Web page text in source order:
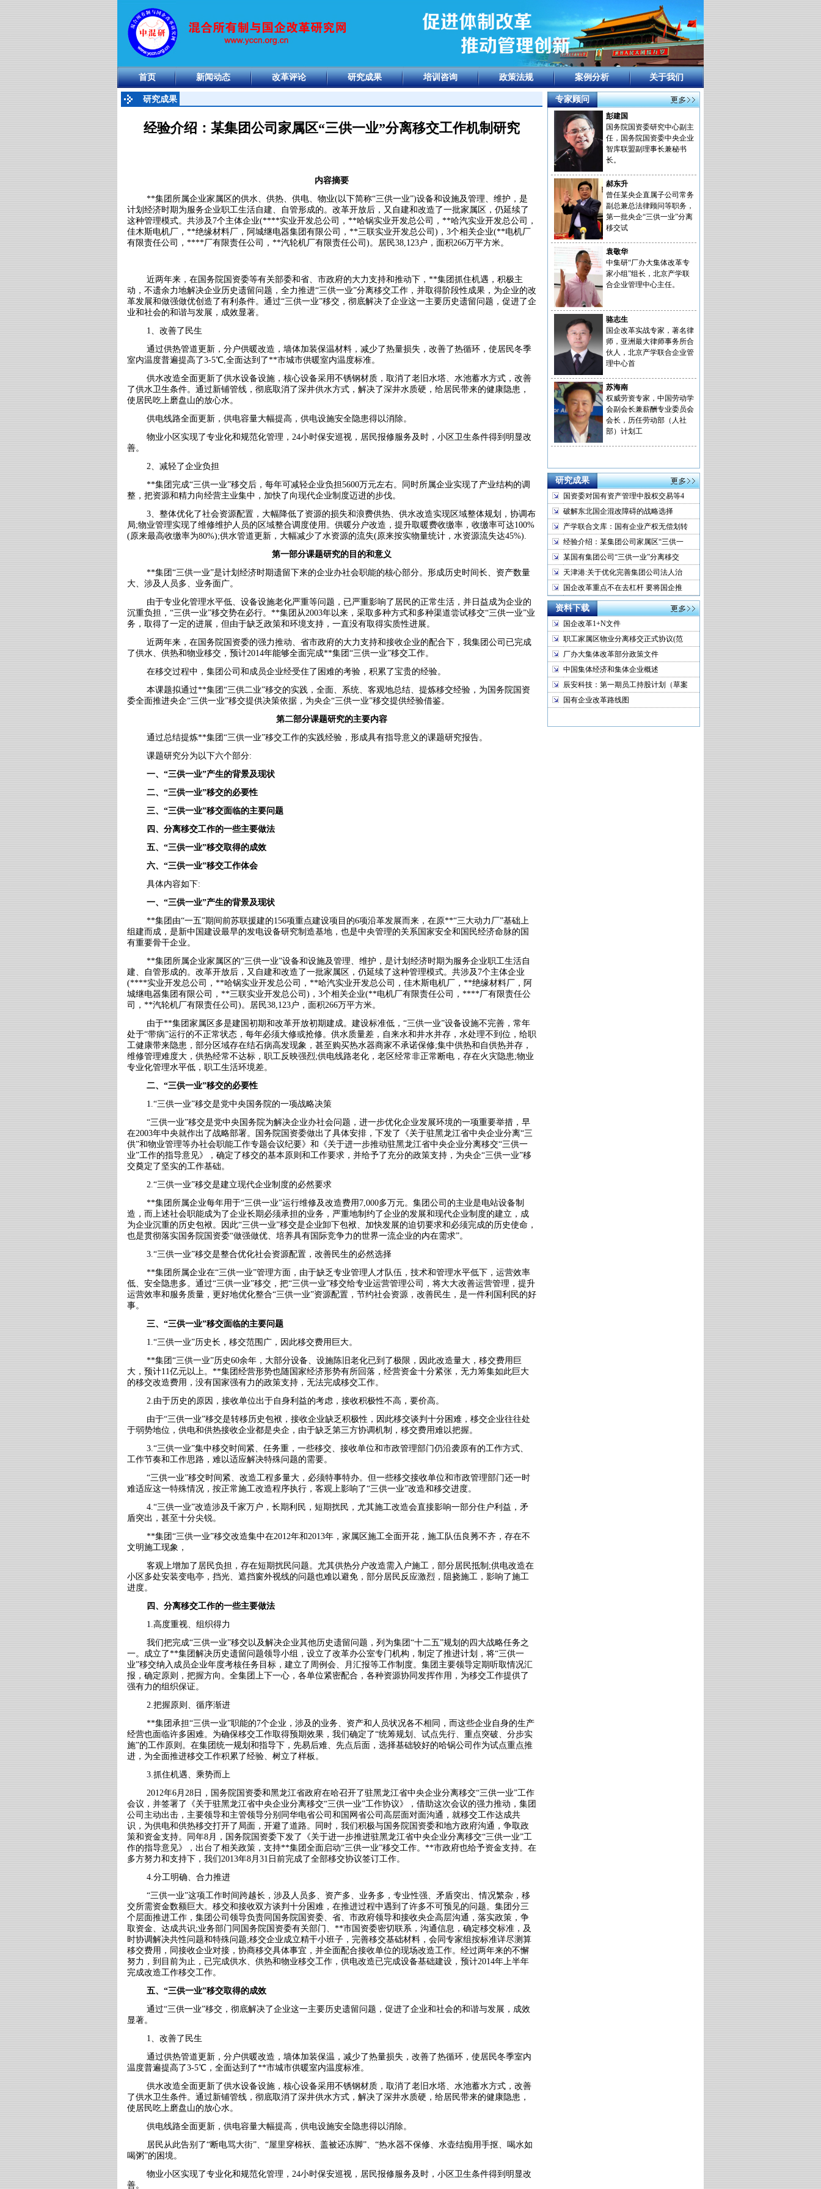
首页 新闻动态 改革评论 研究成果 培训咨询 政策法规 案例分析 关于我们
研究成果
经验介绍：某集团公司家属区“三供一业”分离移交工作机制研究
内容摘要
**集团所属企业家属区的供水、供热、供电、物业(以下简称“三供一业”)设备和设施及管理、维护，是
计划经济时期为服务企业职工生活自建、自管形成的。改革开放后，又自建和改造了一批家属区，仍延续了
这种管理模式。共涉及 7个主体企业(****实业开发总公司， **哈锅实业开发总公司， **哈汽实业开发总公司，
佳木斯电机厂， **绝缘材料厂，阿城继电器集团有限公司， **三联实业开发总公司 ) ， 3个相关企业(**电机厂
有限责任公司， ****厂有限责任公司， **汽轮机厂有限责任公司 )。居民38,123户，面积266万平方米。
近两年来，在国务院国资委等有关部委和省、市政府的大力支持和推动下，**集团抓住机遇，积极主
动，不遗余力地解决企业历史遗留问题，全力推进“三供一业”分离移交工作，并取得阶段性成果，为企业的改
革发展和做强做优创造了有利条件。通过“三供一业”移交，彻底解决了企业这一主要历史遗留问题，促进了企
业和社会的和谐与发展，成效显著。
1、改善了民生
通过供热管道更新，分户供暖改造，墙体加装保温材料，减少了热量损失，改善了热循环，使居民冬季
室内温度普遍提高了3-5℃,全面达到了**市城市供暖室内温度标准。
供水改造全面更新了供水设备设施，核心设备采用不锈钢材质，取消了老旧水塔、水池蓄水方式，改善
了供水卫生条件。通过新铺管线，彻底取消了深井供水方式，解决了深井水质硬，给居民带来的健康隐患，
使居民吃上磨盘山的放心水。
供电线路全面更新，供电容量大幅提高，供电设施安全隐患得以消除。
物业小区实现了专业化和规范化管理，24小时保安巡视，居民报修服务及时，小区卫生条件得到明显改
善。
2、减轻了企业负担
**集团完成“三供一业”移交后，每年可减轻企业负担5600万元左右。同时所属企业实现了产业结构的调
整，把资源和精力向经营主业集中，加快了向现代企业制度迈进的步伐。
3、整体优化了社会资源配置，大幅降低了资源的损失和浪费供热、供水改造实现区域整体规划，协调布
局;物业管理实现了维修维护人员的区域整合调度使用。供暖分户改造，提升取暖费收缴率，收缴率可达100%
(原来最高收缴率为80%);供水管道更新，大幅减少了水资源的流失(原来按实物量统计，水资源流失达45%).
第一部分课题研究的目的和意义
**集团“三供一业”是计划经济时期遗留下来的企业办社会职能的核心部分。形成历史时间长、资产数量
大、涉及人员多、业务面广。
由于专业化管理水平低、设备设施老化严重等问题，已严重影响了居民的正常生活，并日益成为企业的
沉重负担，“三供一业”移交势在必行。 **集团从2003年以来，采取多种方式和多种渠道尝试移交“三供一业”业
务，取得了一定的进展，但由于缺乏政策和环境支持，一直没有取得实质性进展。
近两年来，在国务院国资委的强力推动、省市政府的大力支持和接收企业的配合下，我集团公司已完成
了供水、供热和物业移交，预计2014年能够全面完成**集团“三供一业”移交工作。
在移交过程中，集团公司和成员企业经受住了困难的考验，积累了宝贵的经验。
本课题拟通过**集团“三供二业”移交的实践，全面、系统、客观地总结、提炼移交经验，为国务院国资
委全面推进央企“三供一业”移交提供决策依据，为央企“三供一业”移交提供经验借鉴。
第二部分课题研究的主要内容
通过总结提炼**集团“三供一业”移交工作的实践经验，形成具有指导意义的课题研究报告。
课题研究分为以下六个部分:
一、“三供一业”产生的背景及现状
二、“三供一业”移交的必要性
三、“三供一业”移交面临的主要问题
四、分离移交工作的一些主要做法
五、“三供一业”移交取得的成效
六、“三供一业”移交工作体会
具体内容如下:
一、“三供一业”产生的背景及现状
**集团由“一五”期间前苏联援建的156项重点建设项目的6项沿革发展而来，在原**“三大动力厂”基础上
组建而成，是新中国建设最早的发电设备研究制造基地，也是中央管理的关系国家安全和国民经济命脉的国
有重要骨干企业。
**集团所属企业家属区的“三供一业”设备和设施及管理、维护，是计划经济时期为服务企业职工生活自
建、自管形成的。改革开放后，又自建和改造了一批家属区，仍延续了这种管理模式。共涉及 7个主体企业
(****实业开发总公司， **哈锅实业开发总公司， **哈汽实业开发总公司，佳木斯电机厂， **绝缘材料厂，阿
城继电器集团有限公司， **三联实业开发总公司 ) ， 3个相关企业(**电机厂有限责任公司， ****厂有限责任公
司， **汽轮机厂有限责任公司 )。居民38,123户，面积266万平方米。
由于**集团家属区多是建国初期和改革开放初期建成。建设标准低，“三供一业”设备设施不完善，常年
处于“带病”运行的不正常状态，每年必须大修或抢修。供水质量差，自来水和井水并存，水处理不到位，给职
工健康带来隐患，部分区域存在结石病高发现象，甚至购买热水器商家不承诺保修;集中供热和自供热并存，
维修管理难度大，供热经常不达标，职工反映强烈;供电线路老化，老区经常非正常断电，存在火灾隐患;物业
专业化管理水平低，职工生活环境差。
二、“三供一业”移交的必要性
1.“三供一业”移交是党中央国务院的一项战略决策
“三供一业”移交是党中央国务院为解决企业办社会问题，进一步优化企业发展环境的一项重要举措，早
在2003年中央就作出了战略部署。国务院国资委做出了具体安排，下发了《关于驻黑龙江省中央企业分离“三
供”和物业管理等办社会职能工作专题会议纪要》和《关于进一步推动驻黑龙江省中央企业分离移交“三供一
业”工作的指导意见》，确定了移交的基本原则和工作要求，并给予了充分的政策支持，为央企“三供一业”移
交奠定了坚实的工作基础。
2.“三供一业”移交是建立现代企业制度的必然要求
**集团所属企业每年用于“三供一业”运行维修及改造费用 7,000多万元。集团公司的主业是电站设备制
造，而上述社会职能成为了企业长期必须承担的业务，严重地制约了企业的发展和现代企业制度的建立，成
为企业沉重的历史包袱。因此“三供一业”移交是企业卸下包袱、加快发展的迫切要求和必须完成的历史使命，
也是贯彻落实国务院国资委“做强做优、培养具有国际竞争力的世界一流企业的内在需求”。
3.“三供一业”移交是整合优化社会资源配置，改善民生的必然选择
**集团所属企业在“三供一业”管理方面，由于缺乏专业管理人才队伍，技术和管理水平低下，运营效率
低、安全隐患多。通过“三供一业”移交，把“三供一业”移交给专业运营管理公司，将大大改善运营管理，提升
运营效率和服务质量，更好地优化整合“三供一业”资源配置，节约社会资源，改善民生，是一件利国利民的好
事。
三、“三供一业”移交面临的主要问题
1.“三供一业”历史长，移交范围广，因此移交费用巨大。
**集团“三供一业”历史60余年，大部分设备、设施陈旧老化已到了极限，因此改造量大，移交费用巨
大，预计11亿元以上。 **集团经营形势也随国家经济形势有所回落，经营资金十分紧张，无力筹集如此巨大
的移交改造费用，没有国家强有力的政策支持，无法完成移交工作。
2.由于历史的原因，接收单位出于自身利益的考虑，接收积极性不高，要价高。
由于“三供一业”移交是转移历史包袱，接收企业缺乏积极性，因此移交谈判十分困难，移交企业往往处
于弱势地位，供电和供热接收企业都是央企，由于缺乏第三方协调机制，移交费用难以把握。
3.“三供一业”集中移交时间紧、任务重，一些移交、接收单位和市政管理部门仍沿袭原有的工作方式、
工作节奏和工作思路，难以适应解决特殊问题的需要。
“三供一业”移交时间紧、改造工程多量大，必须特事特办。但一些移交接收单位和市政管理部门还一时
难适应这一特殊情况，按正常施工改造程序执行，客观上影响了“三供一业”改造和移交进度。
4.“三供一业”改造涉及千家万户，长期利民，短期扰民，尤其施工改造会直接影响一部分住户利益，矛
盾突出，甚至十分尖锐。
**集团“三供一业”移交改造集中在2012年和2013年，家属区施工全面开花，施工队伍良莠不齐，存在不
文明施工现象，
客观上增加了居民负担，存在短期扰民问题。尤其供热分户改造需入户施工，部分居民抵制 ;供电改造在
小区多处安装变电亭，挡光、遮挡窗外视线的问题也难以避免，部分居民反应激烈，阻挠施工，影响了施工
进度。
四、分离移交工作的一些主要做法
1.高度重视、组织得力
我们把完成“三供一业”移交以及解决企业其他历史遗留问题，列为集团“十二五”规划的四大战略任务之
一。成立了**集团解决历史遗留问题领导小组，设立了改革办公室专门机构，制定了推进计划，将“三供一
业”移交纳入成员企业年度考核任务目标，建立了周例会、月汇报等工作制度。集团主要领导定期听取情况汇
报，确定原则，把握方向。全集团上下一心，各单位紧密配合，各种资源协同发挥作用，为移交工作提供了
强有力的组织保证。
2.把握原则、循序渐进
**集团承担“三供一业”职能的7个企业，涉及的业务、资产和人员状况各不相同，而这些企业自身的生产
经营也面临许多困难。为确保移交工作取得预期效果，我们确定了“统筹规划、试点先行、重点突破、分步实
施”的工作原则。在集团统一规划和指导下，先易后难、先点后面，选择基础较好的哈锅公司作为试点重点推
进，为全面推进移交工作积累了经验、树立了样板。
3.抓住机遇、乘势而上
2012年6月28 日，国务院国资委和黑龙江省政府在哈召开了驻黑龙江省中央企业分离移交“三供一业”工作
会议，并签署了《关于驻黑龙江省中央企业分离移交“三供一业”工作协议》，借助这次会议的强力推动，集团
公司主动出击，主要领导和主管领导分别同华电省公司和国网省公司高层面对面沟通，就移交工作达成共
识，为供电和供热移交打开了局面，开避了道路。同时，我们积极与国务院国资委和地方政府沟通，争取政
策和资金支持。同年8月，国务院国资委下发了《关于进一步推进驻黑龙江省中央企业分离移交“三供一业”工
作的指导意见》，出台了相关政策，支持**集团全面启动“三供一业”移交工作。 **市政府也给予资金支持。在
多方努力和支持下，我们2013年8月 31 日前完成了全部移交协议签订工作。
4.分工明确、合力推进
“三供一业”这项工作时间跨越长，涉及人员多、资产多、业务多，专业性强、矛盾突出、情况繁杂，移
交所需资金数额巨大。移交和接收双方谈判十分困难，在推进过程中遇到了许多不可预见的问题。集团分三
个层面推进工作，集团公司领导负责同国务院国资委、省、市政府领导和接收央企高层沟通，落实政策，争
取资金、达成共识;业务部门同国务院国资委有关部门、 **市国资委密切联系，沟通信息，确定移交标准，及
时协调解决共性问题和特殊问题;移交企业成立精干小班子，完善移交基础材料，会同专家组按标准详尽测算
移交费用，同接收企业对接，协商移交具体事宜，并全面配合接收单位的现场改造工作。经过两年来的不懈
努力，到目前为止，已完成供水、供热和物业移交工作，供电改造已完成设备基础建设，预计2014年上半年
完成改造工作移交工作。
五、“三供一业”移交取得的成效
通过“三供一业”移交，彻底解决了企业这一主要历史遗留问题，促进了企业和社会的和谐与发展，成效
显著。
1、改善了民生
通过供热管道更新，分户供暖改造，墙体加装保温，减少了热量损失，改善了热循环，使居民冬季室内
温度普遍提高了3-5℃，全面达到了**市城市供暖室内温度标准。
供水改造全面更新了供水设备设施，核心设备采用不锈钢材质，取消了老旧水塔、水池蓄水方式，改善
了供水卫生条件。通过新铺管线，彻底取消了深井供水方式，解决了深井水质硬，给居民带来的健康隐患，
使居民吃上磨盘山的放心水。
供电线路全面更新，供电容量大幅提高，供电设施安全隐患得以消除。
居民从此告别了“断电骂大街”、“屋里穿棉袄、盖被还冻脚”、“热水器不保修、水壶结痴用手抠、喝水如
喝粥”的困境。
物业小区实现了专业化和规范化管理，24小时保安巡视，居民报修服务及时，小区卫生条件得到明显改
善。
专家顾问
彭建国
国务院国资委研究中心副主
任，国务院国资委中央企业
智库联盟副理事长兼秘书
长。
郝东升
曾任某央企直属子公司常务
副总兼总法律顾问等职务，
第一批央企“三供一业”分离
移交试
袁敬华
中集研“厂办大集体改革专
家小组”组长，北京产学联
合企业管理中心主任。
骆志生
国企改革实战专家，著名律
师，亚洲最大律师事务所合
伙人，北京产学联合企业管
理中心首
苏海南
权威劳资专家，中国劳动学
会副会长兼薪酬专业委员会
会长，历任劳动部（人社
部）计划工
研究成果
国资委对国有资产管理中股权交易等4
破解东北国企混改障碍的战略选择
产学联合文库：国有企业产权无偿划转
经验介绍：某集团公司家属区“三供一
某国有集团公司“三供一业”分离移交
天津港:关于优化完善集团公司法人治
国企改革重点不在去杠杆 要将国企推
资料下载
国企改革1+N文件
职工家属区物业分离移交正式协议(范
厂办大集体改革部分政策文件
中国集体经济和集体企业概述
辰安科技：第一期员工持股计划（草案
国有企业改革路线图